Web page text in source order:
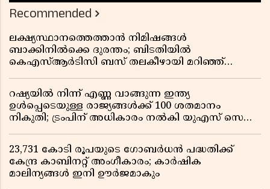
Recommended
ലക്ഷ്യസ്ഥാനത്തെത്താൻ നിമിഷങ്ങൾ
ബാക്കിനിൽക്കെ ദുരന്തം; ബിടതിയിൽ
കെഎസ്ആർടിസി ബസ് തലകീഴായി മറിഞ്ഞ്
റഷ്യയിൽ നിന്ന് എണ്ണ വാങ്ങുന്ന ഇന്ത്യ
ഉൾപ്പെടെയുള്ള രാജ്യങ്ങൾക്ക് 100 ശതമാനം
നികുതി; ട്രംപിന് അധികാരം നൽകി യുഎസ് സെനറ്റ്
23,731 കോടി രൂപയുടെ ഗോബർധൻ പദ്ധതിക്ക്
കേന്ദ്ര കാബിനറ്റ് അംഗീകാരം; കാർഷിക
മാലിന്യങ്ങൾ ഇനി ഊർജമാകും